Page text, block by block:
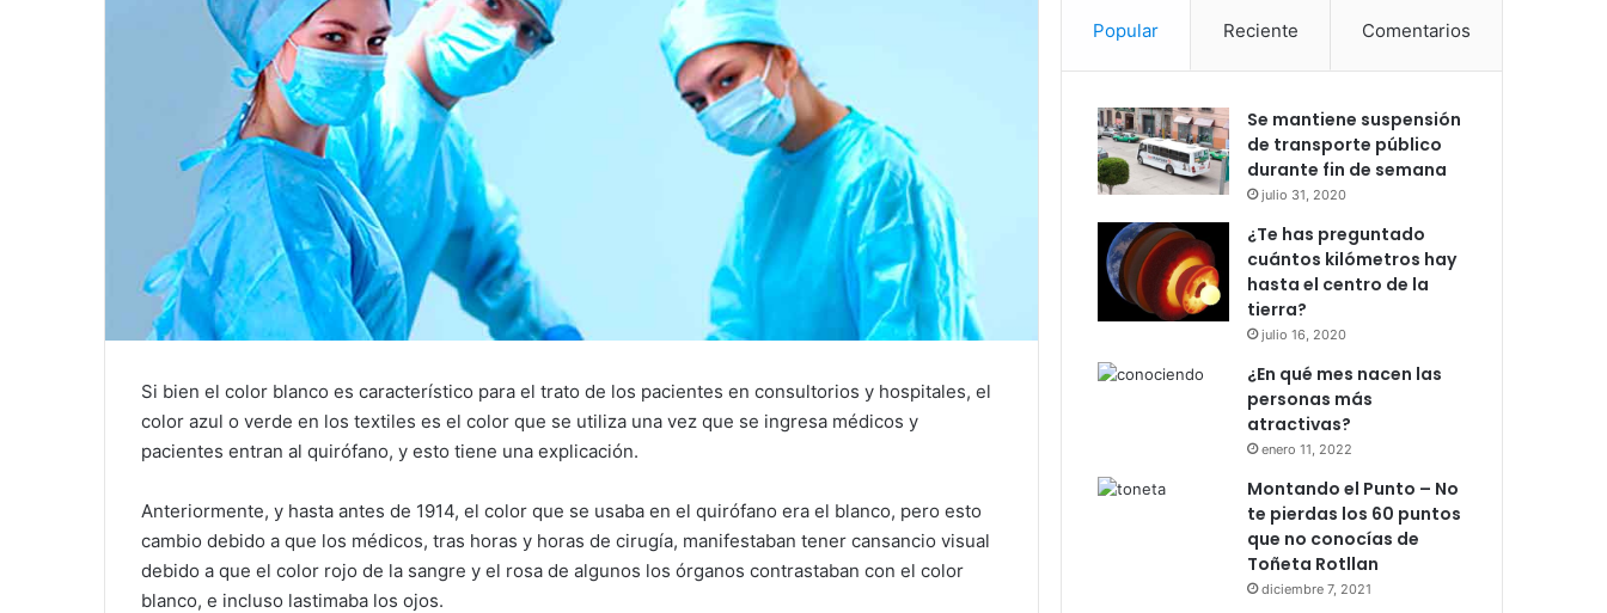
Si bien el color blanco es característico para el trato de los pacientes en consultorios y hospitales, el
color azul o verde en los textiles es el color que se utiliza una vez que se ingresa médicos y
pacientes entran al quirófano, y esto tiene una explicación.
Anteriormente, y hasta antes de 1914, el color que se usaba en el quirófano era el blanco, pero esto
cambio debido a que los médicos, tras horas y horas de cirugía, manifestaban tener cansancio visual
debido a que el color rojo de la sangre y el rosa de algunos los órganos contrastaban con el color
blanco, e incluso lastimaba los ojos.
Popular Reciente Comentarios
Se mantiene suspensión
de transporte público
durante fin de semana
julio 31, 2020
¿Te has preguntado
cuántos kilómetros hay
hasta el centro de la
tierra?
julio 16, 2020
¿En qué mes nacen las
personas más
atractivas?
enero 11, 2022
Montando el Punto – No
te pierdas los 60 puntos
que no conocías de
Toñeta Rotllan
diciembre 7, 2021